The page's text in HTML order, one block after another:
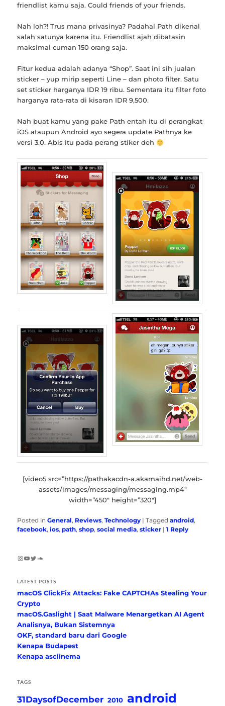
friendlist kamu saja. Could friends of your friends.
Nah loh?! Trus mana privasinya? Padahal Path dikenal
salah satunya karena itu. Friendlist ajah dibatasin
maksimal cuman 150 orang saja.
Fitur kedua adalah adanya “Shop”. Saat ini sih jualan
sticker – yup mirip seperti Line – dan photo filter. Satu
set sticker harganya IDR 19 ribu. Sementara itu filter foto
harganya rata-rata di kisaran IDR 9,500.
Nah buat kamu yang pake Path entah itu di perangkat
iOS ataupun Android ayo segera update Pathnya ke
versi 3.0. Abis itu pada perang stiker deh
[video5 src=”https://pathakacdn-a.akamaihd.net/web-
assets/images/messaging/messaging.mp4″
width=”450″ height=”320″]
Posted in General, Reviews,Technology |Tagged android,
facebook,ios,path,shop,social media,sticker |1 Reply
Instagram
YouTube
Twitter
SoundCloud
LATEST POSTS
macOS ClickFix Attacks: Fake CAPTCHAs Stealing Your
Crypto
macOS.Gaslight | Saat Malware Menargetkan AI Agent
Analisnya, Bukan Sistemnya
OKF, standard baru dari Google
Kenapa Budapest
Kenapa asciinema
TAGS
31DaysofDecember 2010 android